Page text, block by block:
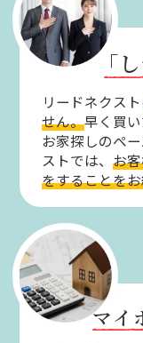
「
リードネクス
せん。早く買
お家探しのペ
ストでは、お
をすることを
マイ